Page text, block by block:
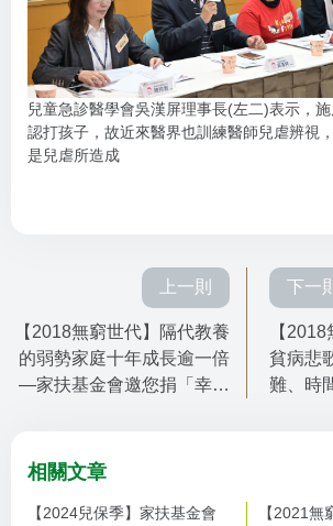
兒童急診醫學會吳漢屏理事長(左二)表示，
認打孩子，故近來醫界也訓練醫師兒虐辨視
是兒虐所造成
上一則
【2018無窮世代】隔代教養
的弱勢家庭十年成長逾一倍
—家扶基金會邀您捐「幸福
下一
【
貧病悲
難、時
相關文章
【2024兒保季】家扶基金會
【2021